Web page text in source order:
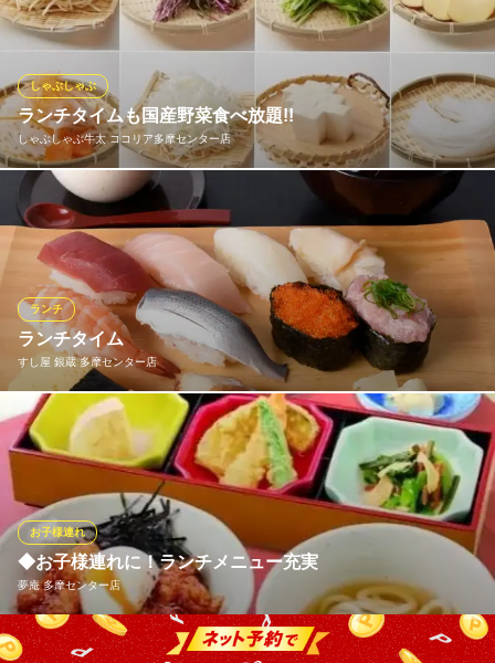
酢豚定食
980円(税込)
ランチメニューをもっと見る
中華厨房暖家 多摩センター店
中華厨房
京王相模原線京王多摩センター駅 徒歩1分
東京都多摩市落合1-11-2 小田急マルシェ多摩センター1F
しめるメインディッシュ2品に、ライス、スープ、小鉢、本日の点
心、ザーサイ、ミニ杏仁豆腐がついて2,300円（税込）にてご提供
しております。
ホテルオークラレストラン多摩 チャイニーズレストラン 桃
オークラの本格中国料理
京王線多摩センター駅 徒歩4分
東京都多摩市落合1-46-1 ココリア多摩センター6F
ランチタイムも国産野菜食べ放題!!
しゃぶしゃぶ牛太 ココリア多摩センター店
しゃぶしゃぶ
他、ごはん・カレー・みそ汁・うどん・トッピング薬味・アイス
クリーム すべて食べ放題＆ソフトドリンクバー付き。お肉は食
べ放題メニュー、定量メニューがございます。
おすすめランチメニュー
お肉も！食べ放題ランチ～平日土日祝90分
大人 2,250円(税込)
牛肉ランチ
1,400円～1,550円(税込)
幼児コース （お肉70ｇ）
各種 480円(税込)
ランチメニューをもっと見る
しゃぶしゃぶ牛太 ココリア多摩センター店
しゃぶしゃぶ 食べ放題
京王線京王多摩センター駅 徒歩2分
東京都多摩市落合1-46-1 ココリア多摩センター6Ｆ(旧：三越多摩センター店)
ランチタイム
すし屋 銀蔵 多摩センター店
ランチ
ランチタイムのみのサービスセット 茶わん蒸し、味噌汁付き 1,3
80円
おすすめランチメニュー
おまかせ握りセット
2,680円(税込)
握り天ぷら刺身御膳
2,000円(税込)
季節握りセット
◆お子様連れに！ランチメニュー充実
夢庵 多摩センター店
お子様連れ
お得な丼ぶり、そば・うどん、御膳など、様々なランチメニュー